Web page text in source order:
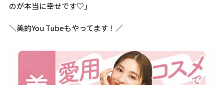
のが本当に幸せです♡」
＼美的You Tubeもやってます！／